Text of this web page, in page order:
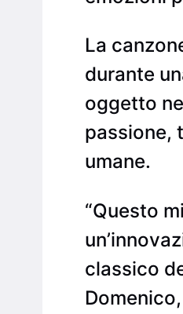
La
durante
oggetto
passione,
umane.
“Questo
classico